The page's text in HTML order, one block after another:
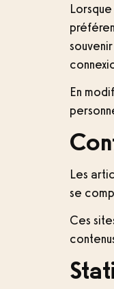
En
Les
se
Ces